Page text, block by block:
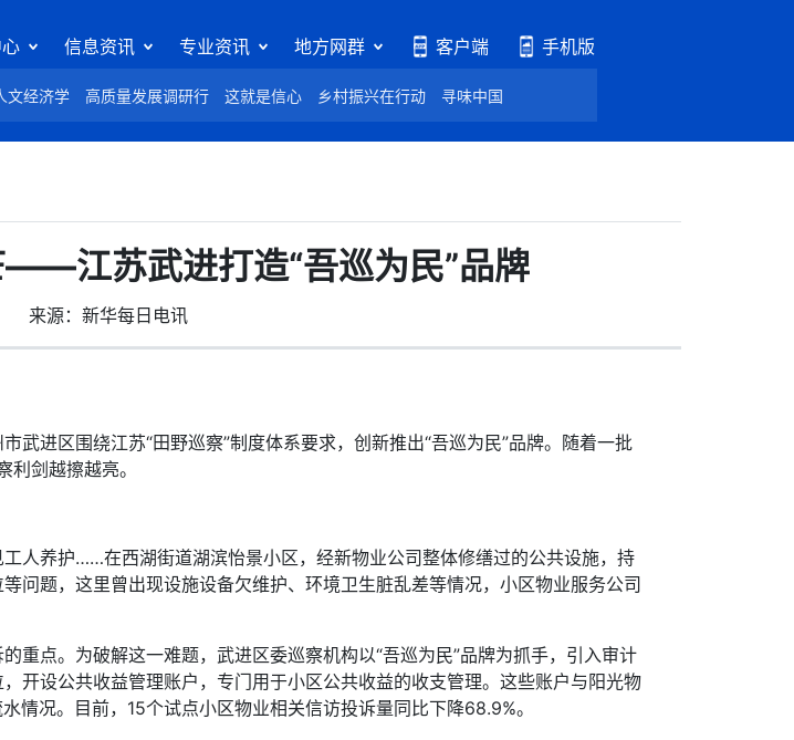
信息资讯 专业资讯 地方网群 客户端 手机版
文经济学 高质量发展调研行 这就是信心 乡村振兴在行动 寻味中国
江苏武进打造“吾巡为民”品牌
来源：新华每日电讯
进区围绕江苏“田野巡察”制度体系要求，创新推出“吾巡为民”品牌。随着一批
利剑越擦越亮。
养护……在西湖街道湖滨怡景小区，经新物业公司整体修缮过的公共设施，持
问题，这里曾出现设施设备欠维护、环境卫生脏乱差等情况，小区物业服务公司
点。为破解这一难题，武进区委巡察机构以“吾巡为民”品牌为抓手，引入审计
开设公共收益管理账户，专门用于小区公共收益的收支管理。这些账户与阳光物
况。目前，15个试点小区物业相关信访投诉量同比下降68.9%。